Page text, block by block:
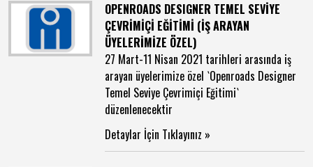
OPENROADS DESIGNER TEMEL SEVİYE
ÇEVRİMİÇİ EĞİTİMİ (İŞ ARAYAN
ÜYELERİMİZE ÖZEL)
27 Mart-11 Nisan 2021 tarihleri arasında iş
arayan üyelerimize özel `Openroads Designer
Temel Seviye Çevrimiçi Eğitimi`
düzenlenecektir
Detaylar İçin Tıklayınız »